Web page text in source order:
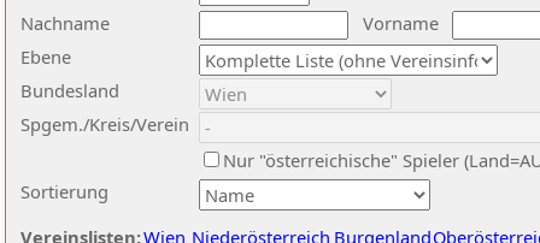
Nachname
Vorname
Ebene
Sortierung
Bundesland
Spgem./Kreis/Verein
Nur "österreichische" Spieler
Vereinslisten:Wien Niederösterreich Burgenland